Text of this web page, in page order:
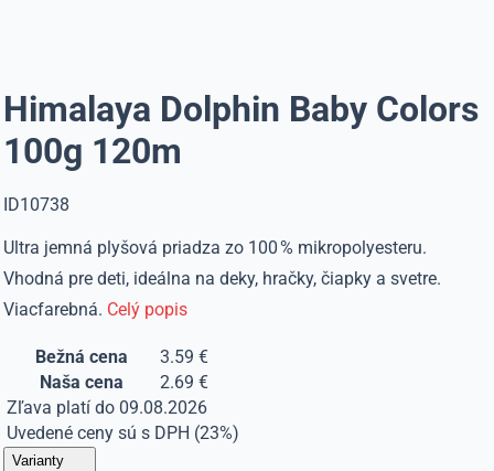
Himalaya Dolphin Baby Colors
100g 120m
ID10738
Ultra jemná plyšová priadza zo 100 % mikropolyesteru.
Vhodná pre deti, ideálna na deky, hračky, čiapky a svetre.
Viacfarebná. Celý popis
Bežná cena
3.59 €
Naša cena
2.69 €
Zľava platí do 09.08.2026
Uvedené ceny sú s DPH (23%)
Varianty